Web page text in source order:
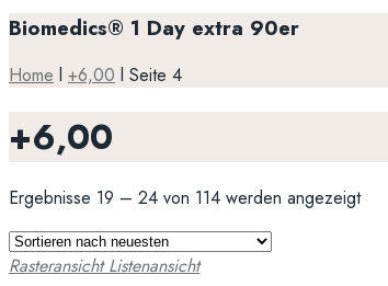
Biomedics® 1 Day extra 90er
Home l +6,00 l Seite 4
+6,00
Ergebnisse 19 – 24 von 114 werden angezeigt
Rasteransicht Listenansicht